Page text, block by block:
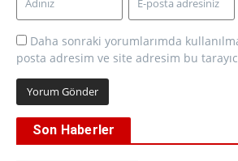
Daha sonraki yorumlarımda
posta adresim ve site adresim bu
Son Haberler